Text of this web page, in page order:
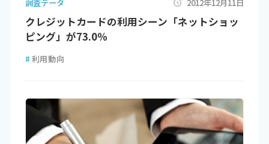
調査データ 2012年12月11日
クレジットカードの利用シーン「ネットショッ
ピング」が73.0％
# 利用動向